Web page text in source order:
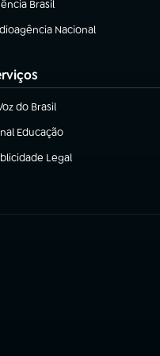
Brasil
em nova aba)
Nacional
em nova aba)
do Brasil
em nova aba)
Educação
em nova aba)
Legal
em nova aba)